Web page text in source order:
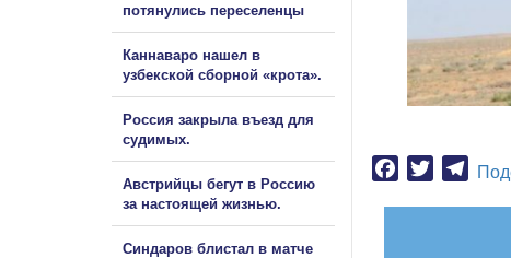
Facebook
Twitter
потянулись переселенцы
Каннаваро нашел в
узбекской сборной «крота».
Россия закрыла въезд для
судимых.
Австрийцы бегут в Россию
за настоящей жизнью.
Синдаров блистал в матче